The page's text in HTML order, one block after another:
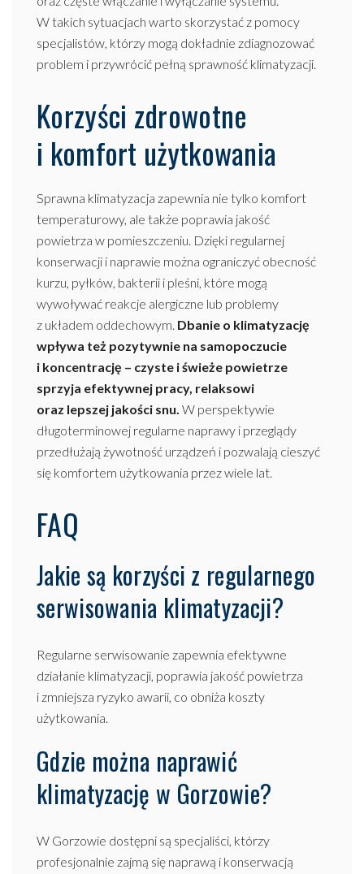
W takich sytuacjach warto skorzystać z pomocy
specjalistów, którzy mogą dokładnie zdiagnozować
problem i przywrócić pełną sprawność klimatyzacji.
Korzyści zdrowotne
i komfort użytkowania
Sprawna klimatyzacja zapewnia nie tylko komfort
temperaturowy, ale także poprawia jakość
powietrza w pomieszczeniu. Dzięki regularnej
konserwacji i naprawie można ograniczyć obecność
kurzu, pyłków, bakterii i pleśni, które mogą
wywoływać reakcje alergiczne lub problemy
z układem oddechowym. Dbanie o klimatyzację
wpływa też pozytywnie na samopoczucie
i koncentrację – czyste i świeże powietrze
sprzyja efektywnej pracy, relaksowi
oraz lepszej jakości snu. W perspektywie
długoterminowej regularne naprawy i przeglądy
przedłużają żywotność urządzeń i pozwalają cieszyć
się komfortem użytkowania przez wiele lat.
FAQ
Jakie są korzyści z regularnego
serwisowania klimatyzacji?
Regularne serwisowanie zapewnia efektywne
działanie klimatyzacji, poprawia jakość powietrza
i zmniejsza ryzyko awarii, co obniża koszty
użytkowania.
Gdzie można naprawić
klimatyzację w Gorzowie?
W Gorzowie dostępni są specjaliści, którzy
profesjonalnie zajmą się naprawą i konserwacją